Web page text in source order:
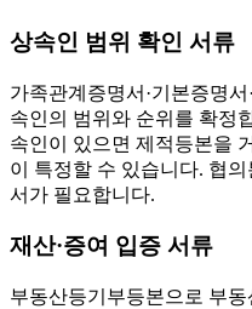
상속인 범위 확인 서류
가족관계증명서·기본증명
속인의 범위와 순위를 확정
속인이 있으면 제적등본을
이 특정할 수 있습니다. 협
서가 필요합니다.
재산·증여 입증 서류
부동산등기부등본으로 부